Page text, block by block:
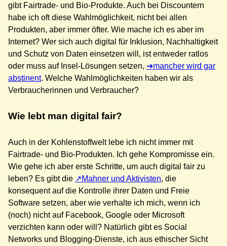
gibt Fairtrade- und Bio-Produkte. Auch bei Discountern
habe ich oft diese Wahlmöglichkeit, nicht bei allen
Produkten, aber immer öfter. Wie mache ich es aber im
Internet? Wer sich auch digital für Inklusion, Nachhaltigkeit
und Schutz von Daten einsetzen will, ist entweder ratlos
oder muss auf Insel-Lösungen setzen,
mancher wird gar
abstinent. Welche Wahlmöglichkeiten haben wir als
Verbraucherinnen und Verbraucher?
Wie lebt man digital fair?
Auch in der Kohlenstoffwelt lebe ich nicht immer mit
Fairtrade- und Bio-Produkten. Ich gehe Kompromisse ein.
Wie gehe ich aber erste Schritte, um auch digital fair zu
leben? Es gibt die
Mahner und Aktivisten, die
konsequent auf die Kontrolle ihrer Daten und Freie
Software setzen, aber wie verhalte ich mich, wenn ich
(noch) nicht auf Facebook, Google oder Microsoft
verzichten kann oder will? Natürlich gibt es Social
Networks und Blogging-Dienste, ich aus ethischer Sicht